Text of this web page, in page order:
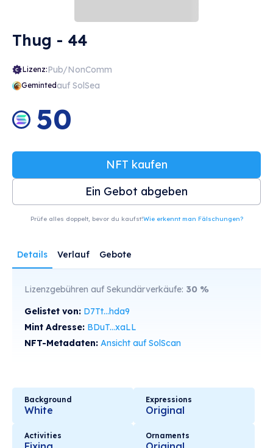
Thug - 44
Lizenz:Pub/NonComm
Gemintedauf SolSea
50
NFT kaufen
Ein Gebot abgeben
Prüfe alles doppelt, bevor du kaufst!Wie erkennt man Fälschungen?
Details Verlauf Gebote
Lizenzgebühren auf Sekundärverkäufe: 30 %
Gelistet von: D7Tt...hda9
Mint Adresse: BDuT...xaLL
NFT-Metadaten: Ansicht auf SolScan
Background
White
Expressions
Original
Activities Ornaments